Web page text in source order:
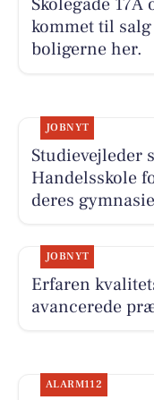
Skolegade
kommet til
boligerne her.
JOBNYT
Studievejleder
Handelsskole
deres
JOBNYT
Erfaren
avancerede
ALARM112